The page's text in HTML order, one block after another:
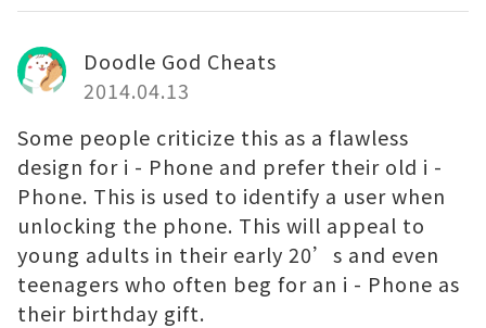
Doodle God Cheats
2014.04.13
Some people criticize this as a flawless
design for i - Phone and prefer their old i -
Phone. This is used to identify a user when
unlocking the phone. This will appeal to
young adults in their early 20’s and even
teenagers who often beg for an i - Phone as
their birthday gift.